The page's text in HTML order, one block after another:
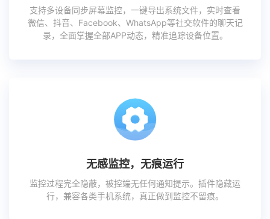
支持多设备同步屏幕监控，一键导出系统文件，实时查看
微信、抖音、Facebook、WhatsApp等社交软件的聊天记
录，全面掌握全部APP动态，精准追踪设备位置。
无感监控，无痕运行
监控过程完全隐蔽，被控端无任何通知提示。插件隐藏运
行，兼容各类手机系统，真正做到监控不留痕。